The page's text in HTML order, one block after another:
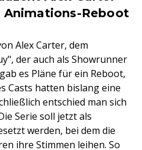
Reboot
Alex Carter, dem
der auch als Showrunner
es Pläne für ein Reboot,
Casts hatten bislang eine
entschied man sich
Serie soll jetzt als
werden, bei dem die
ihre Stimmen leihen. So